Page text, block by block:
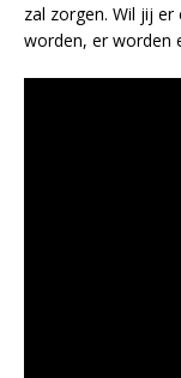
zal zorgen. Wil jij
worden, er worden